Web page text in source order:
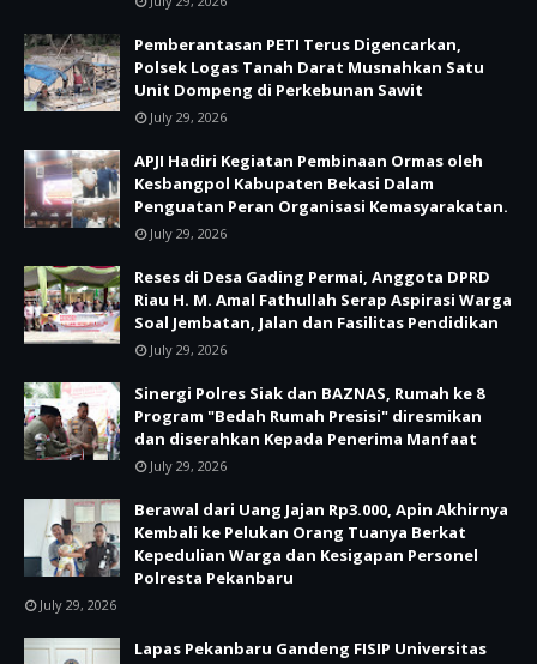
Pemberantasan PETI Terus Digencarkan,
Polsek Logas Tanah Darat Musnahkan Satu
Unit Dompeng di Perkebunan Sawit
July 29, 2026
APJI Hadiri Kegiatan Pembinaan Ormas oleh
Kesbangpol Kabupaten Bekasi Dalam
Penguatan Peran Organisasi Kemasyarakatan.
July 29, 2026
Reses di Desa Gading Permai, Anggota DPRD
Riau H. M. Amal Fathullah Serap Aspirasi Warga
Soal Jembatan, Jalan dan Fasilitas Pendidikan
July 29, 2026
Sinergi Polres Siak dan BAZNAS, Rumah ke 8
Program "Bedah Rumah Presisi" diresmikan
dan diserahkan Kepada Penerima Manfaat
July 29, 2026
Berawal dari Uang Jajan Rp3.000, Apin Akhirnya
Kembali ke Pelukan Orang Tuanya Berkat
Kepedulian Warga dan Kesigapan Personel
Polresta Pekanbaru
July 29, 2026
Lapas Pekanbaru Gandeng FISIP Universitas